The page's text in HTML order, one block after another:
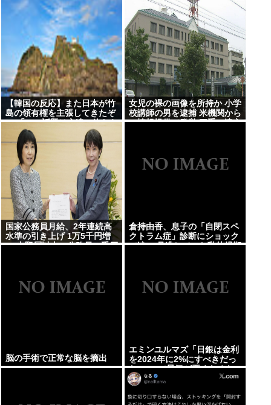
で部数半減の衝撃
井・ボビーオロゴンetc…
【韓国の反応】また日本が竹
島の領有権を主張してきたぞ
→ 「この話題は永遠に終わら
ないな」「日本政府の支持率
が落ちてきた時点でこの手の
ニュースが出るのは予想でき
た」
女児の裸の画像を所持か 小学
校講師の男を逮捕 米機関から
の情報提供で発覚 三重・津市
国家公務員月給、2年連続高
水準の引き上げ 1万5千円増
に 中堅層以上の公務員に手厚
倉持由香、息子の「自閉スペ
クトラム症」診断にショック
で涙… 見逃していた乳幼児期
脳の手術で正常な脳を摘出
エミンユルマズ「日銀は金利
を2024年に2%にすべきだっ
た、2%で景気が悪くなるな
ら生産性が低い利益が出せな
い企業、潰れろ